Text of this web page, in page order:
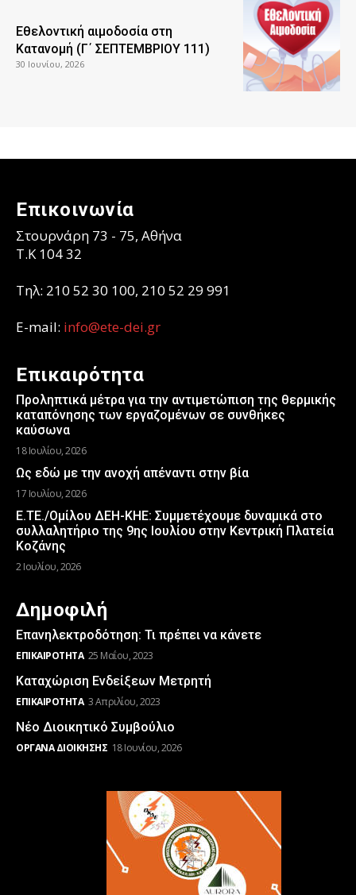
Εθελοντική αιμοδοσία στη
Κατανομή (Γ΄ ΣΕΠΤΕΜΒΡΙΟΥ 111)
30 Ιουνίου, 2026
Επικοινωνία
Στουρνάρη 73 - 75, Αθήνα
T.K 104 32
Τηλ: 210 52 30 100, 210 52 29 991
E-mail: info@ete-dei.gr
Επικαιρότητα
Προληπτικά μέτρα για την αντιμετώπιση της θερμικής
καταπόνησης των εργαζομένων σε συνθήκες
καύσωνα
18 Ιουλίου, 2026
Ως εδώ με την ανοχή απέναντι στην βία
17 Ιουλίου, 2026
Ε.ΤΕ./Ομίλου ΔΕΗ-ΚΗΕ: Συμμετέχουμε δυναμικά στο
συλλαλητήριο της 9ης Ιουλίου στην Κεντρική Πλατεία
Κοζάνης
2 Ιουλίου, 2026
Δημοφιλή
Επανηλεκτροδότηση: Τι πρέπει να κάνετε
ΕΠΙΚΑΙΡΌΤΗΤΑ 25 Μαΐου, 2023
Καταχώριση Ενδείξεων Μετρητή
ΕΠΙΚΑΙΡΌΤΗΤΑ 3 Απριλίου, 2023
Νέο Διοικητικό Συμβούλιο
ΌΡΓΑΝΑ ΔΙΟΊΚΗΣΗΣ 18 Ιουνίου, 2026